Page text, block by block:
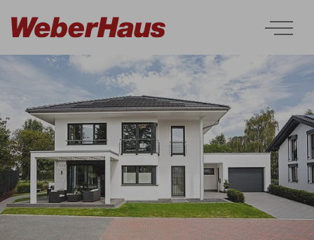
Maisons
Construction